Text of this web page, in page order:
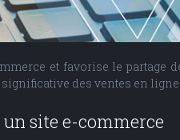
et favorise le partage
des ventes en ligne.
site e-commerce